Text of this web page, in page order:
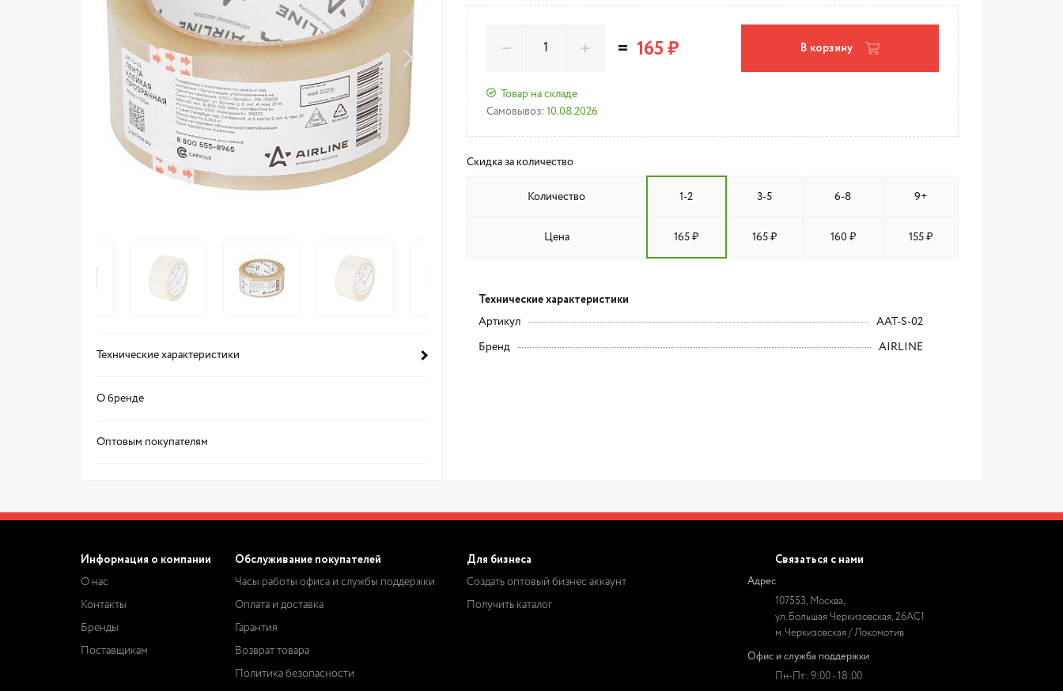
Технические характеристики
О бренде
Оптовым покупателям
Товар на складе
Самовывоз: 10.08.2026
= 165 ₽ В корзину
Скидка за количество
Количество 1-2 3-5 6-8 9+
Цена 165 ₽ 165 ₽ 160 ₽ 155 ₽
Технические характеристики
Артикул AAT-S-02
Бренд AIRLINE
Информация о компании
О нас
Контакты
Бренды
Поставщикам
Обслуживание покупателей
Часы работы офиса и службы поддержки
Оплата и доставка
Гарантия
Возврат товара
Политика безопасности
Для бизнеса
Создать оптовый бизнес аккаунт
Получить каталог
Связаться с нами
Адрес
107553, Москва,
ул. Большая Черкизовская, 26АС1
м. Черкизовская / Локомотив
Офис и служба поддержки
Пн-Пт: 9:00 - 18:00